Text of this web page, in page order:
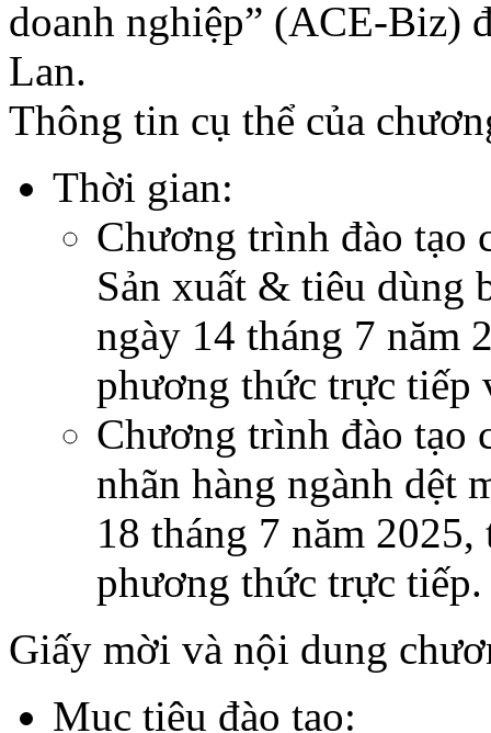
doanh nghiệp” (ACE-Biz)
Lan.
Thông tin cụ thể của
Thời gian:
Chương trình đào tạo
Sản xuất & tiêu dùng
ngày 14 tháng 7 năm
phương thức trực tiếp
Chương trình đào tạo
nhãn hàng ngành dệt
18 tháng 7 năm
phương thức trực tiếp.
Giấy mời và nội dung
Mục tiêu đào tạo: